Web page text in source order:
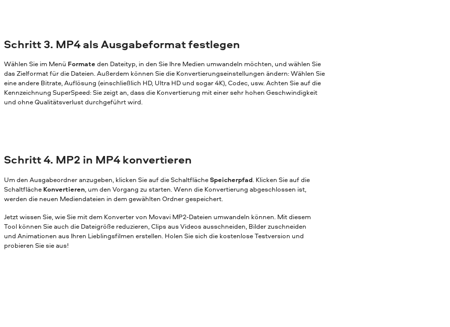
Schritt 3. MP4 als Ausgabeformat festlegen
Wählen Sie im Menü Formate den Dateityp, in den Sie Ihre Medien umwandeln möchten, und wählen Sie
das Zielformat für die Dateien. Außerdem können Sie die Konvertierungseinstellungen ändern: Wählen Sie
eine andere Bitrate, Auflösung (einschließlich HD, Ultra HD und sogar 4K), Codec, usw. Achten Sie auf die
Kennzeichnung SuperSpeed: Sie zeigt an, dass die Konvertierung mit einer sehr hohen Geschwindigkeit
und ohne Qualitätsverlust durchgeführt wird.
Schritt 4. MP2 in MP4 konvertieren
Um den Ausgabeordner anzugeben, klicken Sie auf die SchaltflächeSpeicherpfad. Klicken Sie auf die
Schaltfläche Konvertieren, um den Vorgang zu starten. Wenn die Konvertierung abgeschlossen ist,
werden die neuen Mediendateien in dem gewählten Ordner gespeichert.
Jetzt wissen Sie, wie Sie mit dem Konverter von Movavi MP2-Dateien umwandeln können. Mit diesem
Tool können Sie auch die Dateigröße reduzieren, Clips aus Videos ausschneiden, Bilder zuschneiden
und Animationen aus Ihren Lieblingsfilmen erstellen. Holen Sie sich die kostenlose Testversion und
probieren Sie sie aus!